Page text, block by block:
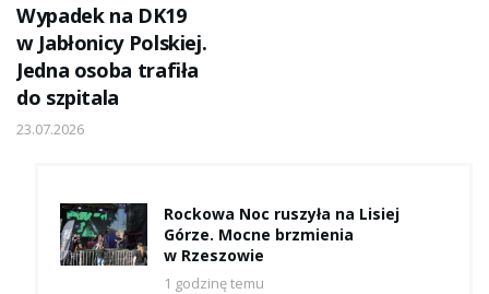
Wypadek na DK19
w Jabłonicy Polskiej.
Jedna osoba trafiła
do szpitala
23.07.2026
Rockowa Noc ruszyła na Lisiej
Górze. Mocne brzmienia
w Rzeszowie
1 godzinę temu